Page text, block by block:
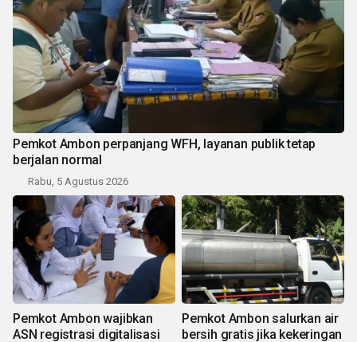
Pemkot Ambon perpanjang WFH, layanan publik tetap
berjalan normal
Rabu, 5 Agustus 2026
Pemkot Ambon wajibkan
ASN registrasi digitalisasi
Pemkot Ambon salurkan air
bersih gratis jika kekeringan